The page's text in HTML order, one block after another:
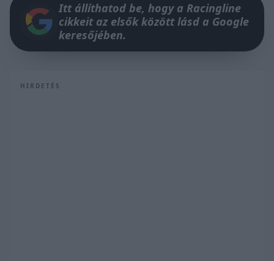
Itt állíthatod be, hogy a Racingline
cikkeit az elsők között lásd a Google
keresőjében.
HIRDETÉS